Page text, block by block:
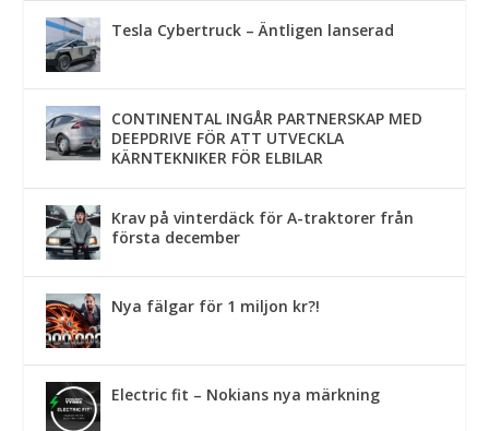
Tesla Cybertruck – Äntligen lanserad
CONTINENTAL INGÅR PARTNERSKAP MED
DEEPDRIVE FÖR ATT UTVECKLA
KÄRNTEKNIKER FÖR ELBILAR
Krav på vinterdäck för A-traktorer från
första december
Nya fälgar för 1 miljon kr?!
Electric fit – Nokians nya märkning